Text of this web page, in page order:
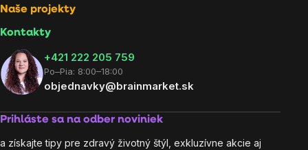
Naše projekty
Kontakty
+421 222 205 759
Po–Pia: 8:00–18:00
objednavky@brainmarket.sk
Prihláste sa na odber noviniek
a získajte tipy pre zdravý životný štýl, exkluzívne akcie aj